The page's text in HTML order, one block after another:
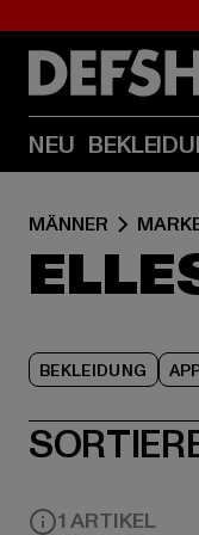
NEU
MÄNNER
BEKLEIDUNG
1 ARTIKEL